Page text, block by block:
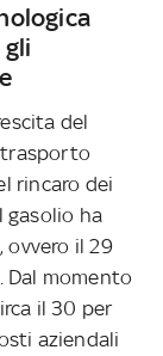
del
rincaro dei
gasolio ha
ovvero il 29
momento
il 30 per
aziendali